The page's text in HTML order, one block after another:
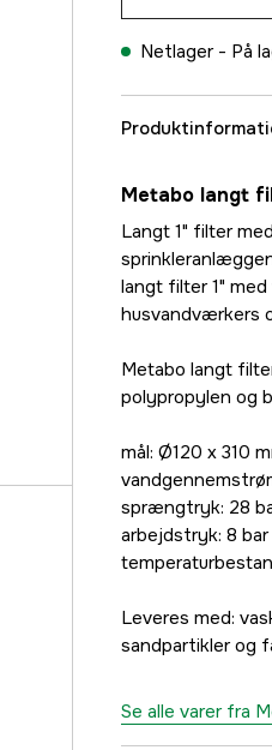
Netlager - På
Metabo langt
Langt 1" filter
langt filter 1"
husvandværkers
Metabo langt
polypropylen og
mål: Ø120 x 310
sprængtryk: 28
arbejdstryk: 8 bar
Leveres med:
sandpartikler og
Se alle varer fra